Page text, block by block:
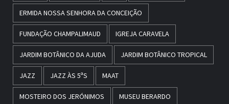
ERMIDA NOSSA SENHORA DA CONCEIÇÃO
FUNDAÇÃO CHAMPALIMAUD IGREJA CARAVELA
JARDIM BOTÂNICO DA AJUDA JARDIM BOTÂNICO TROPICAL
JAZZ JAZZ ÀS 5ªS MAAT
MOSTEIRO DOS JERÓNIMOS MUSEU BERARDO